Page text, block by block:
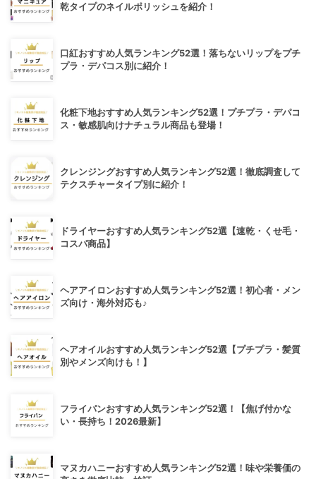
乾タイプのネイルポリッシュを紹介！
口紅おすすめ人気ランキング52選！落ちないリップをプチ
プラ・デパコス別に紹介！
化粧下地おすすめ人気ランキング52選！プチプラ・デパコ
ス・敏感肌向けナチュラル商品も登場！
クレンジングおすすめ人気ランキング52選！徹底調査して
テクスチャータイプ別に紹介！
ドライヤーおすすめ人気ランキング52選【速乾・くせ毛・
コスパ商品】
ヘアアイロンおすすめ人気ランキング52選！初心者・メン
ズ向け・海外対応も♪
ヘアオイルおすすめ人気ランキング52選【プチプラ・髪質
別やメンズ向けも！】
フライパンおすすめ人気ランキング52選！【焦げ付かな
い・長持ち！2026最新】
マヌカハニーおすすめ人気ランキング52選！味や栄養価の